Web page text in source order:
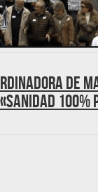
de
«Sanidad 100%